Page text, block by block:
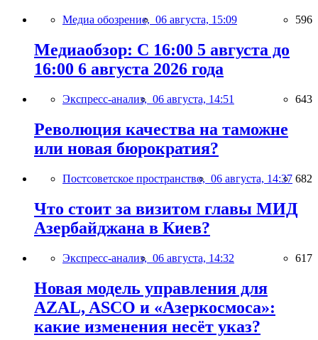
Медиа обозрение, 06 августа, 15:09 596
Медиаобзор: С 16:00 5 августа до
16:00 6 августа 2026 года
Экспресс-анализ, 06 августа, 14:51 643
Революция качества на таможне
или новая бюрократия?
Постсоветское пространство, 06 августа, 14:37 682
Что стоит за визитом главы МИД
Азербайджана в Киев?
Экспресс-анализ, 06 августа, 14:32 617
Новая модель управления для
AZAL, ASCO и «Азеркосмоса»:
какие изменения несёт указ?